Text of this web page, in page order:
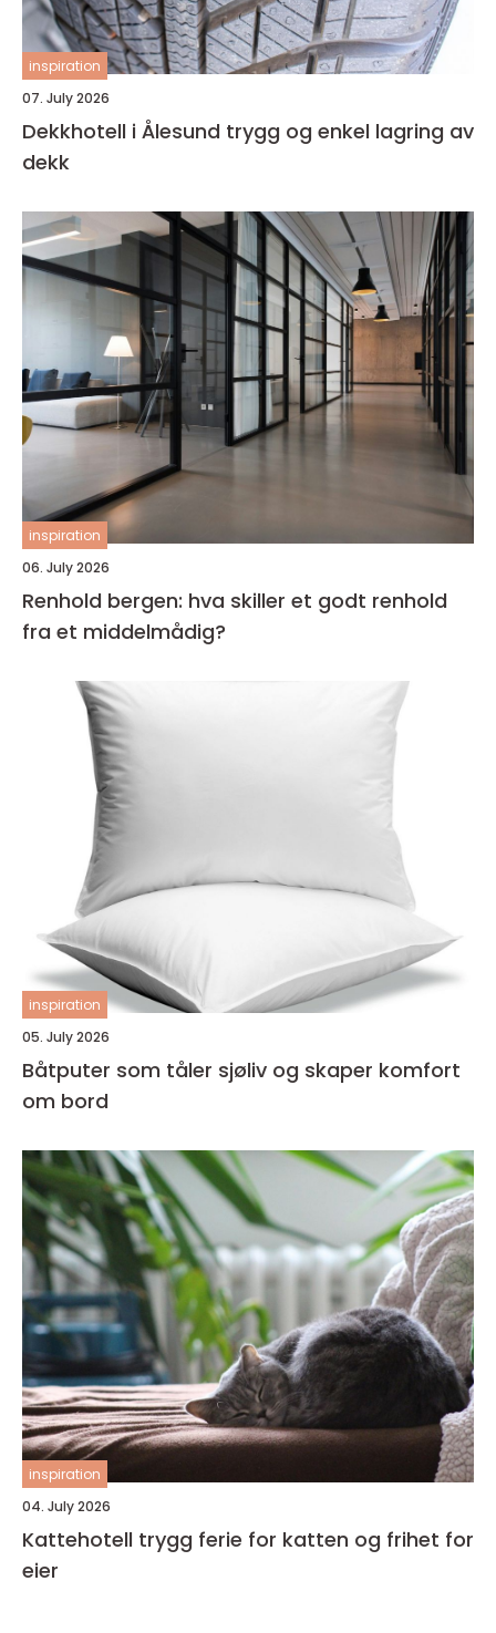
inspiration
07. July 2026
Dekkhotell i Ålesund trygg og enkel lagring av
dekk
inspiration
06. July 2026
Renhold bergen: hva skiller et godt renhold
fra et middelmådig?
inspiration
05. July 2026
Båtputer som tåler sjøliv og skaper komfort
om bord
inspiration
04. July 2026
Kattehotell trygg ferie for katten og frihet for
eier